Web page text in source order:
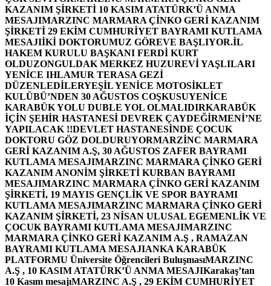
KAZANIM ŞİRKETİ 10 KASIM ATATÜRK’Ü ANMA
MESAJIMARZINC MARMARA ÇİNKO GERİ KAZANIM
ŞİRKETİ 29 EKİM CUMHURİYET BAYRAMI KUTLAMA
MESAJIİKİ DOKTORUMUZ GÖREVE BAŞLIYOR.İL
HAKEM KURULU BAŞKANI FERDİ KURT
OLDUZONGULDAK MERKEZ HUZUREVİ YAŞLILARI
YENİCE IHLAMUR TERASA GEZİ
DÜZENLEDİLERYEŞİL YENİCE MOTOSİKLET
KULÜBÜ’NDEN 30 AĞUSTOS COŞKUSUYENİCE
KARABÜK YOLU DUBLE YOL OLMALIDIRKARABÜK
İÇİN ŞEHİR HASTANESİ DEVREK ÇAYDEĞİRMENİ’NE
YAPILACAK !!DEVLET HASTANESİNDE ÇOCUK
DOKTORU GÖZ DOLDURUYORMARZİNC MARMARA
GERİ KAZANIM A.Ş, 30 AĞUSTOS ZAFER BAYRAMI
KUTLAMA MESAJIMARZINC MARMARA ÇİNKO GERİ
KAZANIM ANONİM ŞİRKETİ KURBAN BAYRAMI
MESAJIMARZINC MARMARA ÇİNKO GERİ KAZANIM
ŞİRKETİ, 19 MAYIS GENÇLİK VE SPOR BAYRAMI
KUTLAMA MESAJIMARZINC MARMARA ÇİNKO GERİ
KAZANIM ŞİRKETİ, 23 NİSAN ULUSAL EGEMENLİK VE
ÇOCUK BAYRAMI KUTLAMA MESAJIMARZINC
MARMARA ÇİNKO GERİ KAZANIM A.Ş , RAMAZAN
BAYRAMI KUTLAMA MESAJIANKA KARABÜK
PLATFORMU Üniversite Öğrencileri BuluşmasıMARZINC
A.Ş , 10 KASIM ATATÜRK’Ü ANMA MESAJIKarakaş’tan
10 Kasım mesajıMARZINC A.Ş , 29 EKİM CUMHURİYET